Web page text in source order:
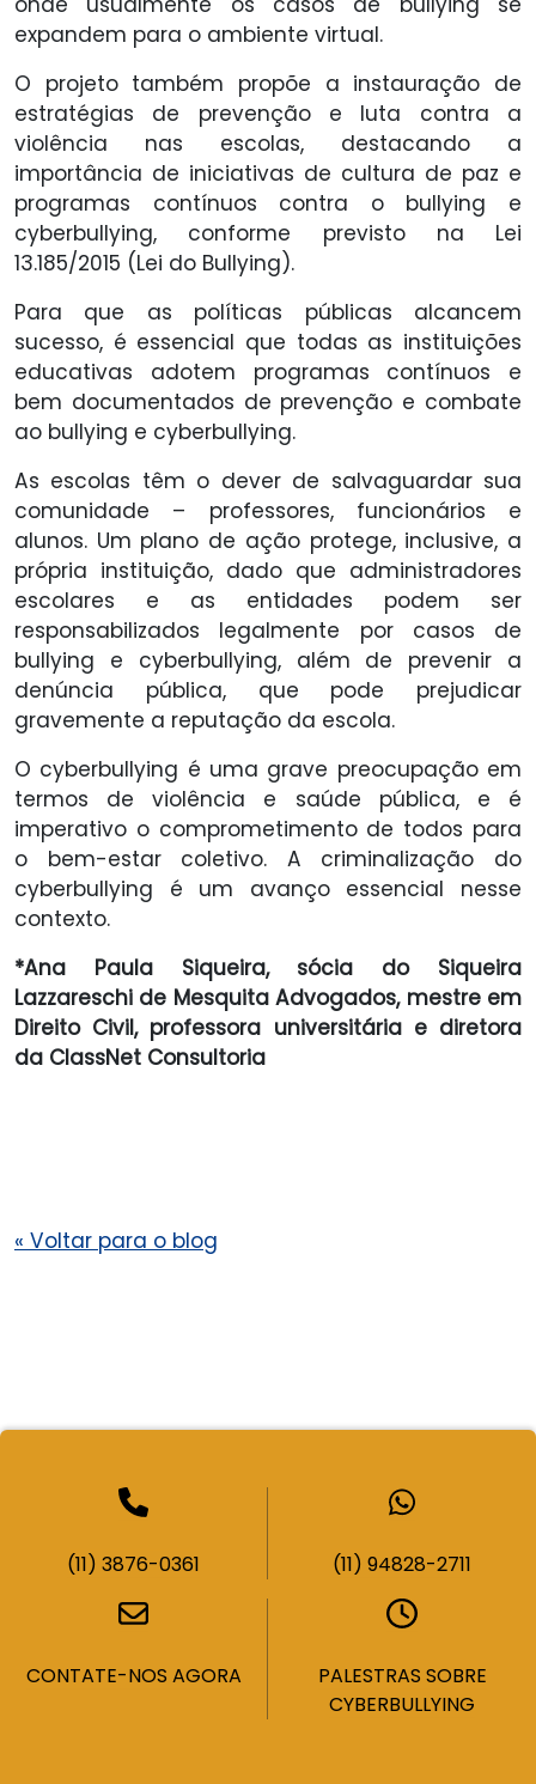
expandem para o ambiente virtual.
O projeto também propõe a instauração de
estratégias de prevenção e luta contra a
violência nas escolas, destacando a
importância de iniciativas de cultura de paz e
programas contínuos contra o bullying e
cyberbullying, conforme previsto na Lei
13.185/2015 (Lei do Bullying).
Para que as políticas públicas alcancem
sucesso, é essencial que todas as instituições
educativas adotem programas contínuos e
bem documentados de prevenção e combate
ao bullying e cyberbullying.
As escolas têm o dever de salvaguardar sua
comunidade – professores, funcionários e
alunos. Um plano de ação protege, inclusive, a
própria instituição, dado que administradores
escolares e as entidades podem ser
responsabilizados legalmente por casos de
bullying e cyberbullying, além de prevenir a
denúncia pública, que pode prejudicar
gravemente a reputação da escola.
O cyberbullying é uma grave preocupação em
termos de violência e saúde pública, e é
imperativo o comprometimento de todos para
o bem-estar coletivo. A criminalização do
cyberbullying é um avanço essencial nesse
contexto.
*Ana Paula Siqueira, sócia do Siqueira
Lazzareschi de Mesquita Advogados, mestre em
Direito Civil, professora universitária e diretora
da ClassNet Consultoria
« Voltar para o blog
(11) 3876-0361 (11) 94828-2711
CONTATE-NOS AGORA
PALESTRAS SOBRE
CYBERBULLYING